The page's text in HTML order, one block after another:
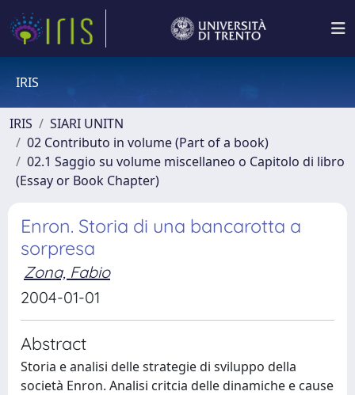
IRIS
IRIS
SIARI UNITN
02 Contributo in volume (Part of a book)
02.1 Saggio su volume miscellaneo o Capitolo di libro
(Essay or Book Chapter)
Enron. Storia di una bancarotta a
sorpresa
Zona, Fabio
2004-01-01
Abstract
Storia e analisi delle strategie di sviluppo della
società Enron. Analisi critcia delle dinamiche e cause